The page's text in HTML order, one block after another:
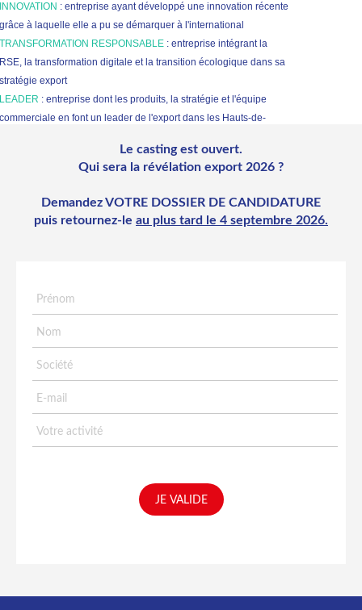
INNOVATION : entreprise ayant développé une innovation récente
grâce à laquelle elle a pu se démarquer à l'international
TRANSFORMATION RESPONSABLE : entreprise intégrant la
RSE, la transformation digitale et la transition écologique dans sa
stratégie export
LEADER : entreprise dont les produits, la stratégie et l'équipe
commerciale en font un leader de l'export dans les Hauts-de-
Le casting est ouvert.
Qui sera la révélation export 2026 ?
Demandez VOTRE DOSSIER DE CANDIDATURE
puis retournez-le au plus tard le 4 septembre 2026.